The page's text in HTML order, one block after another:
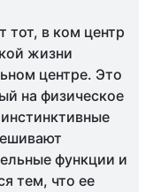
тот, в ком центр
жизни
центре. Это
на физическое
функции и
тем, что ее